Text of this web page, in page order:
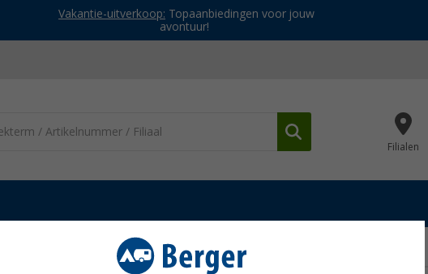
Vakantie-uitverkoop: Topaanbiedingen voor jouw
avontuur!
Filialen